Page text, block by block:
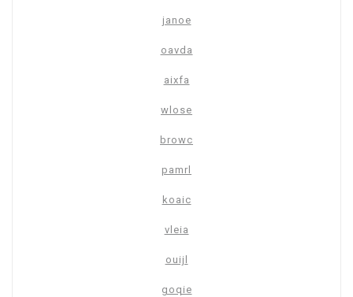
janoe
oavda
aixfa
wlose
browc
pamrl
koaic
vleia
ouijl
goqie